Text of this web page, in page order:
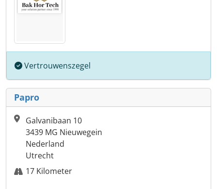
Vertrouwenszegel
Papro
Galvanibaan 10
3439 MG Nieuwegein
Nederland
Utrecht
17 Kilometer